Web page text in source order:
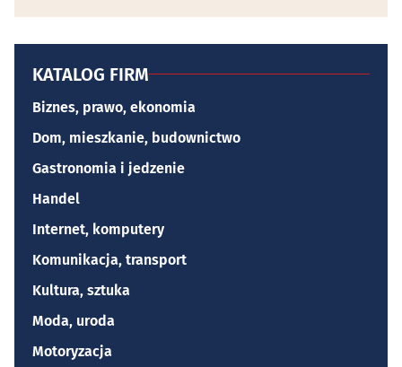
KATALOG FIRM
Biznes, prawo, ekonomia
Dom, mieszkanie, budownictwo
Gastronomia i jedzenie
Handel
Internet, komputery
Komunikacja, transport
Kultura, sztuka
Moda, uroda
Motoryzacja